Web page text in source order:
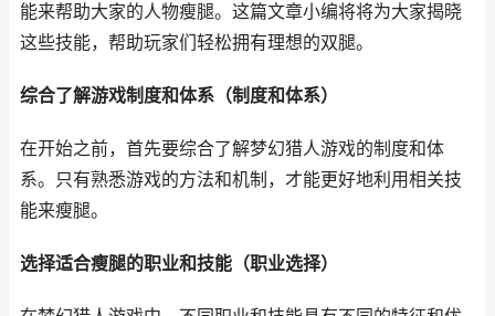
能来帮助大家的人物瘦腿。这篇文章小编将将为大家揭晓
这些技能，帮助玩家们轻松拥有理想的双腿。
综合了解游戏制度和体系（制度和体系）
在开始之前，首先要综合了解梦幻猎人游戏的制度和体
系。只有熟悉游戏的方法和机制，才能更好地利用相关技
能来瘦腿。
选择适合瘦腿的职业和技能（职业选择）